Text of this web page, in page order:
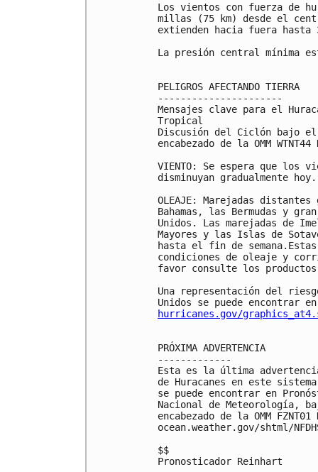
Los vientos con fuerza de
millas (75 km) desde el
extienden hacia fuera hasta
La presión central mínima
PELIGROS AFECTANDO TIERRA
----------------------
Mensajes clave para el
Tropical
Discusión del Ciclón bajo el
encabezado de la OMM WTNT44
VIENTO: Se espera que los
disminuyan gradualmente hoy.
OLEAJE: Marejadas
Bahamas, las Bermudas y
Unidos. Las marejadas de
Mayores y las Islas de
hasta el fin de
condiciones de oleaje y
favor consulte los
Una representación del
hurricanes.gov/
PRÓXIMA ADVERTENCIA
-------------
Esta es la última
de Huracanes en este
se puede encontrar en
Nacional de Meteorología,
encabezado de la OMM
ocean.weather.gov/shtml/
$$
Pronosticador Reinhart